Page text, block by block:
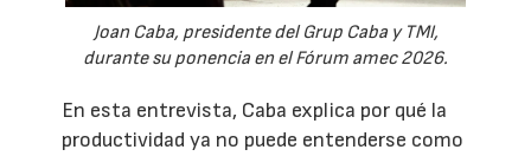
Joan Caba, presidente del Grup Caba y TMI,
durante su ponencia en el Fórum amec 2026.
En esta entrevista, Caba explica por qué la
productividad ya no puede entenderse como